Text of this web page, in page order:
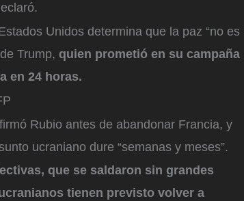
Unidos determina que la paz “no es
Trump, quien prometió en su campaña
en 24 horas.
Rubio antes de abandonar Francia, y
ucraniano dure “semanas y meses”.
que se saldaron sin grandes
tienen previsto volver a